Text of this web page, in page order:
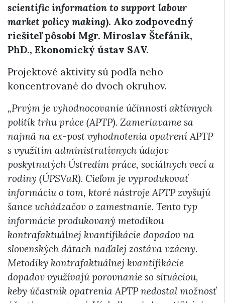
scientific information to support labour
market policy making). Ako zodpovedný
riešiteľ pôsobí Mgr. Miroslav Štefánik,
PhD., Ekonomický ústav SAV.
Projektové aktivity sú podľa neho
koncentrované do dvoch okruhov.
„Prvým je vyhodnocovanie účinnosti aktívnych
politík trhu práce (APTP). Zameriavame sa
najmä na ex-post vyhodnotenia opatrení APTP
s využitím administratívnych údajov
poskytnutých Ústredím práce, sociálnych vecí a
rodiny (ÚPSVaR). Cieľom je vyprodukovať
informáciu o tom, ktoré nástroje APTP zvyšujú
šance uchádzačov o zamestnanie. Tento typ
informácie produkovaný metodikou
kontrafaktuálnej kvantifikácie dopadov na
slovenských dátach naďalej zostáva vzácny.
Metodiky kontrafaktuálnej kvantifikácie
dopadov využívajú porovnanie so situáciou,
keby účastník opatrenia APTP nedostal možnosť